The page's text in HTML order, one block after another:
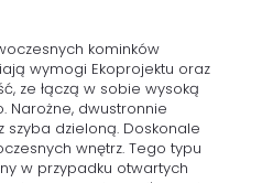
kominków
wymogi Ekoprojektu oraz
ze łączą w sobie wysoką
Narożne, dwustronnie
szyba dzieloną. Doskonale
wnętrz. Tego typu
w przypadku otwartych